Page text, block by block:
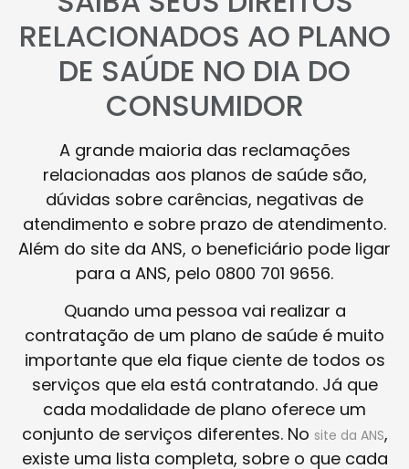
RELACIONADOS AO PLANO
DE SAÚDE NO DIA DO
CONSUMIDOR
A grande maioria das reclamações
relacionadas aos planos de saúde são,
dúvidas sobre carências, negativas de
atendimento e sobre prazo de atendimento.
Além do site da ANS, o beneficiário pode ligar
para a ANS, pelo 0800 701 9656.
Quando uma pessoa vai realizar a
contratação de um plano de saúde é muito
importante que ela fique ciente de todos os
serviços que ela está contratando. Já que
cada modalidade de plano oferece um
conjunto de serviços diferentes. No site da ANS,
existe uma lista completa, sobre o que cada